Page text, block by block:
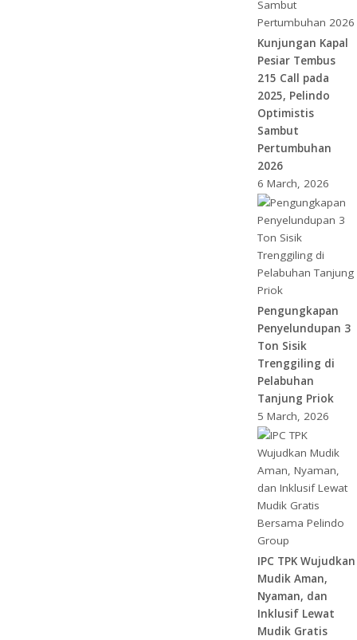
Kunjungan Kapal
Pesiar Tembus
215 Call pada
2025, Pelindo
Optimistis
Sambut
Pertumbuhan
2026
6 March, 2026
Pengungkapan
Penyelundupan 3
Ton Sisik
Trenggiling di
Pelabuhan
Tanjung Priok
5 March, 2026
IPC TPK Wujudkan
Mudik Aman,
Nyaman, dan
Inklusif Lewat
Mudik Gratis